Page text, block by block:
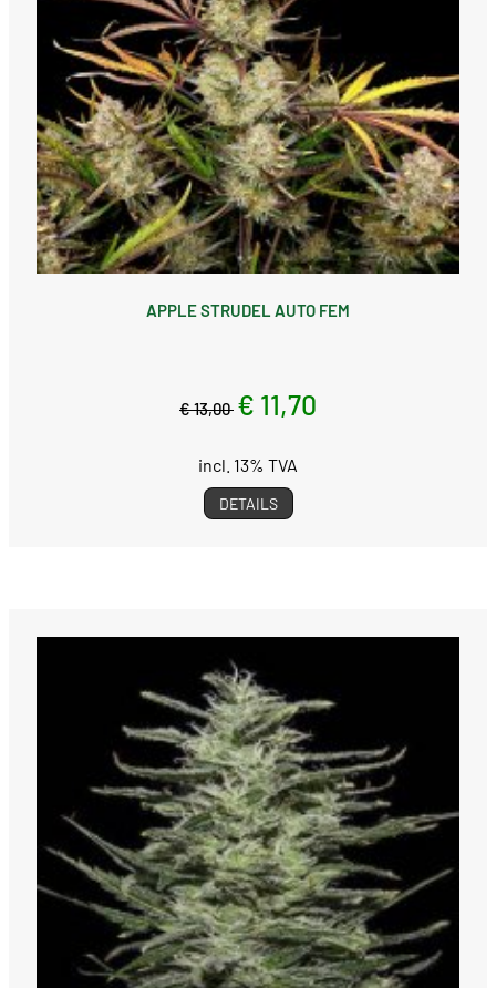
APPLE STRUDEL AUTO FEM
€ 13,00 € 11,70
incl. 13% TVA
DETAILS